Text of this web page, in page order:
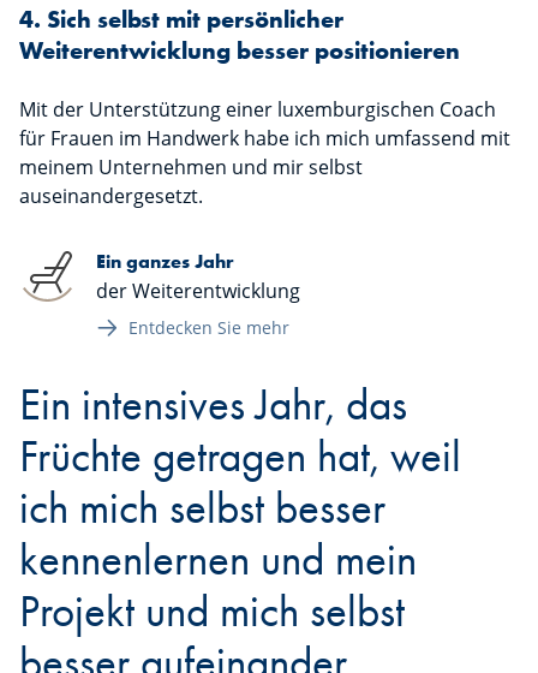
4. Sich selbst mit persönlicher
Weiterentwicklung besser positionieren
Mit der Unterstützung einer luxemburgischen Coach
für Frauen im Handwerk habe ich mich umfassend mit
meinem Unternehmen und mir selbst
auseinandergesetzt.
Ein ganzes Jahr
der Weiterentwicklung
Entdecken Sie mehr
Ein intensives Jahr, das
Früchte getragen hat, weil
ich mich selbst besser
kennenlernen und mein
Projekt und mich selbst